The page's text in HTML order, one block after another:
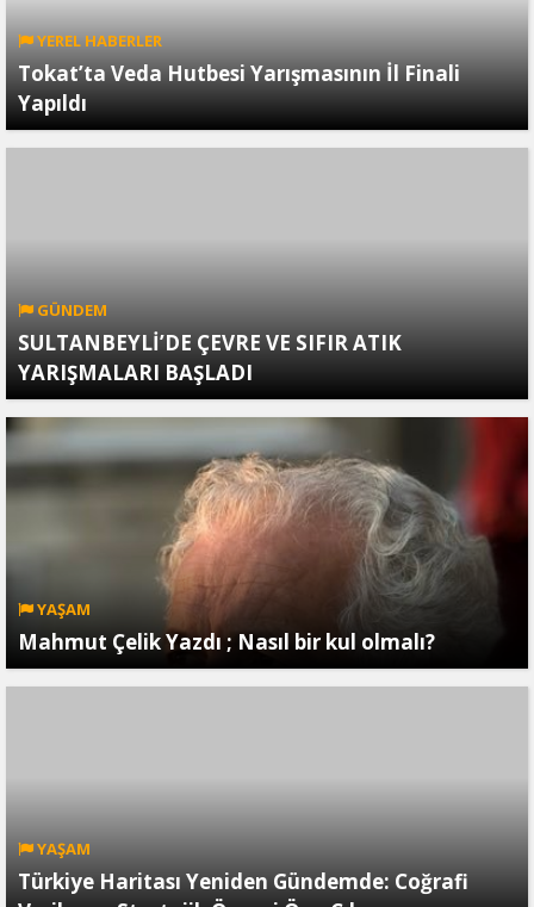
YEREL HABERLER
Tokat’ta Veda Hutbesi Yarışmasının İl Finali
Yapıldı
GÜNDEM
SULTANBEYLİ’DE ÇEVRE VE SIFIR ATIK
YARIŞMALARI BAŞLADI
YAŞAM
Mahmut Çelik Yazdı ; Nasıl bir kul olmalı?
YAŞAM
Türkiye Haritası Yeniden Gündemde: Coğrafi